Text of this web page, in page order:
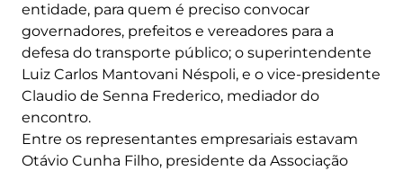
entidade, para quem é preciso convocar
governadores, prefeitos e vereadores para a
defesa do transporte público; o superintendente
Luiz Carlos Mantovani Néspoli, e o vice-presidente
Claudio de Senna Frederico, mediador do
encontro.
Entre os representantes empresariais estavam
Otávio Cunha Filho, presidente da Associação